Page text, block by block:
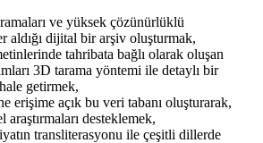
ve yüksek çözünürlüklü
aldığı dijital bir arşiv oluşturmak,
tahribata bağlı olarak oluşan
3D tarama yöntemi ile detaylı bir
getirmek,
erişime açık bu veri tabanı oluşturarak,
desteklemek,
transliterasyonu ile çeşitli dillerde